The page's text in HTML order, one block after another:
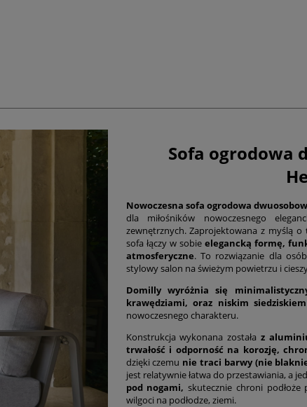
Sofa ogrodowa
Nowoczesna sofa ogrodowa
dla miłośników nowoczesnego
zewnętrznych. Zaprojektowana z myślą o
sofa łączy w sobie elegancką formę,
atmosferyczne. To rozwiązanie dla
stylowy salon na świeżym powietrzu i
Domilly wyróżnia się
krawędziami, oraz niskim
nowoczesnego charakteru.
Konstrukcja wykonana zostałaz
trwałość i odporność na korozję,
dzięki czemu nie traci barwy (nie
jest relatywnie łatwa do przestawiania, a
pod nogami, skutecznie chroni podłoże
wilgoci na podłodze, ziemi.